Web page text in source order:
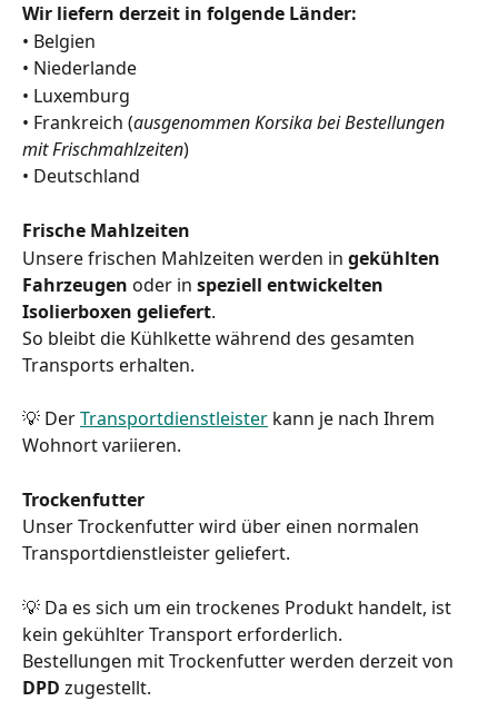
Wir liefern derzeit in folgende Länder:
• Belgien
• Niederlande
• Luxemburg
• Frankreich (ausgenommen Korsika bei Bestellungen
mit Frischmahlzeiten)
• Deutschland
Frische Mahlzeiten
Unsere frischen Mahlzeiten werden in gekühlten
Fahrzeugen oder in speziell entwickelten
Isolierboxen geliefert.
So bleibt die Kühlkette während des gesamten
Transports erhalten.
💡 Der Transportdienstleister kann je nach Ihrem
Wohnort variieren.
Trockenfutter
Unser Trockenfutter wird über einen normalen
Transportdienstleister geliefert.
💡 Da es sich um ein trockenes Produkt handelt, ist
kein gekühlter Transport erforderlich.
Bestellungen mit Trockenfutter werden derzeit von
DPD zugestellt.